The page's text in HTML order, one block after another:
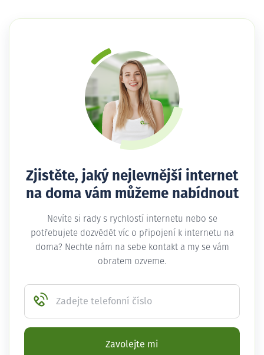
Zjistěte, jaký nejlevnější internet
na doma vám můžeme nabídnout
Nevíte si rady s rychlostí internetu nebo se
potřebujete dozvědět víc o připojení k internetu na
doma? Nechte nám na sebe kontakt a my se vám
obratem ozveme.
Zadejte telefonní číslo
Zavolejte mi